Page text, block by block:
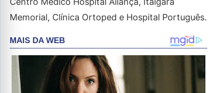
Memorial, Clínica Ortoped e Hospital Português.